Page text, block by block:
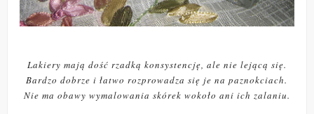
Lakiery mają dość rzadką konsystencję, ale nie lejącą się.
Bardzo dobrze i łatwo rozprowadza się je na paznokciach.
Nie ma obawy wymalowania skórek wokoło ani ich zalaniu.